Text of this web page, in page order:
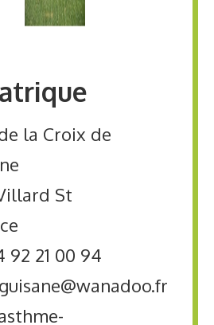
la Croix de
St
92 21 00 94